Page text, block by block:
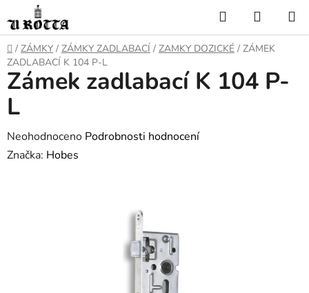
na
obsah
Hledat
KOŠÍK
DOMŮ
/ ZÁMKY / ZÁMKY ZADLABACÍ / ZAMKY DOZICKÉ / ZÁMEK
ZADLABACÍ K 104 P-L
Zámek zadlabací K 104 P-
L
Průměrné
hodnocení
Neohodnoceno Podrobnosti hodnocení
Značka: Hobes